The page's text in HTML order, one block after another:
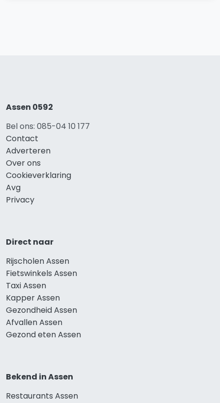
Assen 0592
Bel ons: 085-04 10 177
Contact
Adverteren
Over ons
Cookieverklaring
Avg
Privacy
Direct naar
Rijscholen Assen
Fietswinkels Assen
Taxi Assen
Kapper Assen
Gezondheid Assen
Afvallen Assen
Gezond eten Assen
Bekend in Assen
Restaurants Assen